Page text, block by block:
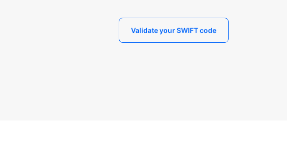
Validate your SWIFT code